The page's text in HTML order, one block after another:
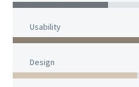
Usability
Design